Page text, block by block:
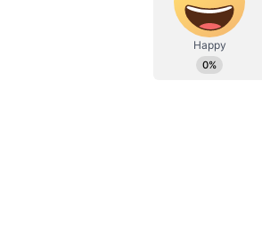
Related Articles